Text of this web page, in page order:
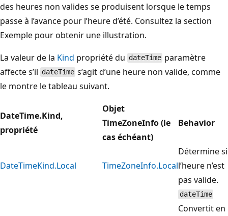
des heures non valides se produisent lorsque le temps
passe à l’avance pour l’heure d’été. Consultez la section
Exemple pour obtenir une illustration.
La valeur de la Kind propriété du dateTime paramètre
affecte s’il dateTime s’agit d’une heure non valide, comme
le montre le tableau suivant.
DateTime.Kind,
propriété
Objet
TimeZoneInfo (le
cas échéant)
Behavior
DateTimeKind.Local TimeZoneInfo.Local
Détermine si
l’heure n’est
pas valide.
dateTime
Convertit en